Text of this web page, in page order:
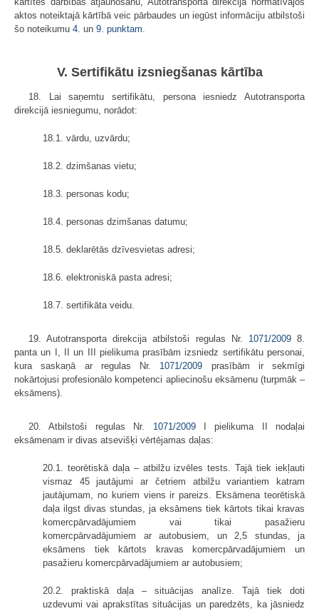
aktos noteiktajā kārtībā veic pārbaudes un iegūst informāciju atbilstoši
šo noteikumu 4. un 9. punktam.
V. Sertifikātu izsniegšanas kārtība
18. Lai saņemtu sertifikātu, persona iesniedz Autotransporta
direkcijā iesniegumu, norādot:
18.1. vārdu, uzvārdu;
18.2. dzimšanas vietu;
18.3. personas kodu;
18.4. personas dzimšanas datumu;
18.5. deklarētās dzīvesvietas adresi;
18.6. elektroniskā pasta adresi;
18.7. sertifikāta veidu.
19. Autotransporta direkcija atbilstoši regulas Nr. 1071/20098.
panta un I, II un III pielikuma prasībām izsniedz sertifikātu personai,
kura saskaņā ar regulas Nr. 1071/2009 prasībām ir sekmīgi
nokārtojusi profesionālo kompetenci apliecinošu eksāmenu (turpmāk –
eksāmens).
20. Atbilstoši regulas Nr. 1071/2009I pielikuma II nodaļai
eksāmenam ir divas atsevišķi vērtējamas daļas:
20.1. teorētiskā daļa – atbilžu izvēles tests. Tajā tiek iekļauti
vismaz 45 jautājumi ar četriem atbilžu variantiem katram
jautājumam, no kuriem viens ir pareizs. Eksāmena teorētiskā
daļa ilgst divas stundas, ja eksāmens tiek kārtots tikai kravas
komercpārvadājumiem vai tikai pasažieru
komercpārvadājumiem ar autobusiem, un 2,5 stundas, ja
eksāmens tiek kārtots kravas komercpārvadājumiem un
pasažieru komercpārvadājumiem ar autobusiem;
20.2. praktiskā daļa – situācijas analīze. Tajā tiek doti
uzdevumi vai aprakstītas situācijas un paredzēts, ka jāsniedz